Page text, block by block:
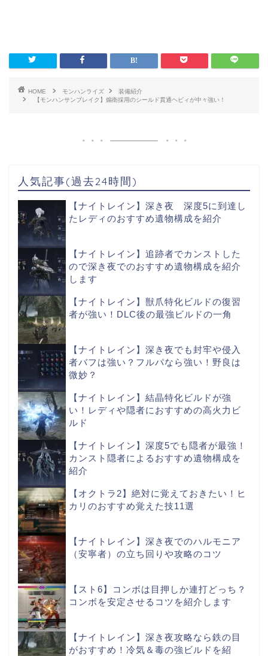
HOME モンハンライズ
装備紹介
【モンハンサンブレイク】煽衛採用のシールド貫通ヘビィが中々強い！
人気記事(過去24時間)
【ナイトレイン】深き夜 深度5に到達し
たレディのおすすめ遺物構成を紹介
【ナイトレイン】追跡者でカンストした
ので深き夜でのおすすめ遺物構成を紹介
します
【ナイトレイン】獣爪特化ビルドの復習
者が強い！DLC後の最強ビルドの一角
【ナイトレイン】深き夜でも封牢や侵入
者バフは強い？フルパなら強い！野良は
微妙？
【ナイトレイン】結晶特化ビルドが強
い！レディや隠者におすすめの高火力ビ
ルド
【ナイトレイン】深度5でも隠者が最強！
カンスト隠者によるおすすめ遺物構成を
紹介
【オクトラ2】絶対に覚えておきたい！ヒ
カリのおすすめ覚えた技11選
【ナイトレイン】深き夜でのハルモニア
（安寧者）の立ち回りや攻略のコツ
【スト6】コンボは目押しか連打どっち？
コンボを安定させるコツを紹介します
【ナイトレイン】深き夜攻略なら鉄の目
がおすすめ！冷気＆毒の強ビルドを紹